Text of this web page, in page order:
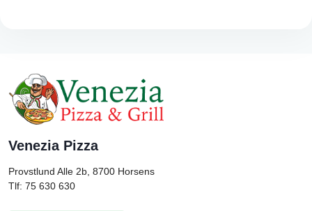
Venezia Pizza
Provstlund Alle 2b, 8700 Horsens
Tlf: 75 630 630